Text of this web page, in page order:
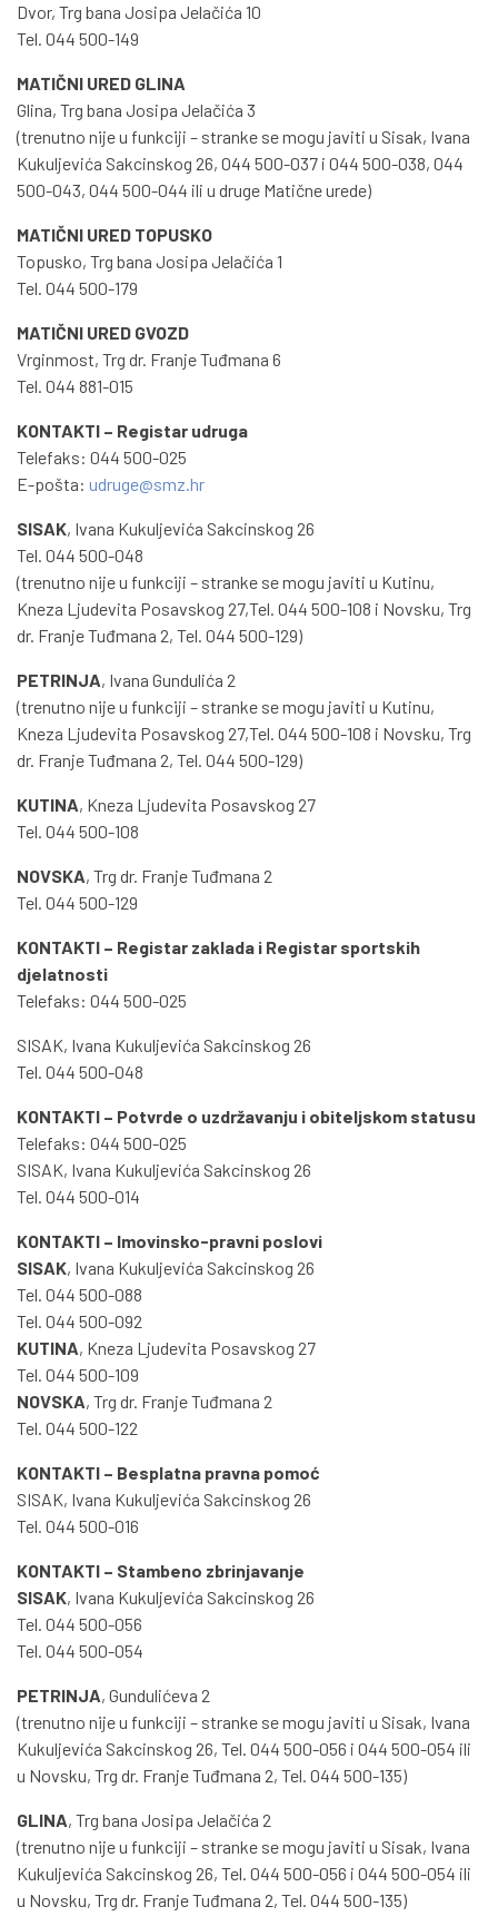
Dvor, Trg bana Josipa Jelačića 10
Tel. 044 500-149
MATIČNI URED GLINA
Glina, Trg bana Josipa Jelačića 3
(trenutno nije u funkciji – stranke se mogu javiti u Sisak, Ivana
Kukuljevića Sakcinskog 26, 044 500-037 i 044 500-038, 044
500-043, 044 500-044 ili u druge Matične urede)
MATIČNI URED TOPUSKO
Topusko, Trg bana Josipa Jelačića 1
Tel. 044 500-179
MATIČNI URED GVOZD
Vrginmost, Trg dr. Franje Tuđmana 6
Tel. 044 881-015
KONTAKTI – Registar udruga
Telefaks: 044 500-025
E-pošta: udruge@smz.hr
SISAK, Ivana Kukuljevića Sakcinskog 26
Tel. 044 500-048
(trenutno nije u funkciji – stranke se mogu javiti u Kutinu,
Kneza Ljudevita Posavskog 27,Tel. 044 500-108 i Novsku, Trg
dr. Franje Tuđmana 2, Tel. 044 500-129)
PETRINJA, Ivana Gundulića 2
(trenutno nije u funkciji – stranke se mogu javiti u Kutinu,
Kneza Ljudevita Posavskog 27,Tel. 044 500-108 i Novsku, Trg
dr. Franje Tuđmana 2, Tel. 044 500-129)
KUTINA, Kneza Ljudevita Posavskog 27
Tel. 044 500-108
NOVSKA, Trg dr. Franje Tuđmana 2
Tel. 044 500-129
KONTAKTI – Registar zaklada i Registar sportskih
djelatnosti
Telefaks: 044 500-025
SISAK, Ivana Kukuljevića Sakcinskog 26
Tel. 044 500-048
KONTAKTI – Potvrde o uzdržavanju i obiteljskom statusu
Telefaks: 044 500-025
SISAK, Ivana Kukuljevića Sakcinskog 26
Tel. 044 500-014
KONTAKTI – Imovinsko-pravni poslovi
SISAK, Ivana Kukuljevića Sakcinskog 26
Tel. 044 500-088
Tel. 044 500-092
KUTINA, Kneza Ljudevita Posavskog 27
Tel. 044 500-109
NOVSKA, Trg dr. Franje Tuđmana 2
Tel. 044 500-122
KONTAKTI – Besplatna pravna pomoć
SISAK, Ivana Kukuljevića Sakcinskog 26
Tel. 044 500-016
KONTAKTI – Stambeno zbrinjavanje
SISAK, Ivana Kukuljevića Sakcinskog 26
Tel. 044 500-056
Tel. 044 500-054
PETRINJA, Gundulićeva 2
(trenutno nije u funkciji – stranke se mogu javiti u Sisak, Ivana
Kukuljevića Sakcinskog 26, Tel. 044 500-056 i 044 500-054 ili
u Novsku, Trg dr. Franje Tuđmana 2, Tel. 044 500-135)
GLINA, Trg bana Josipa Jelačića 2
(trenutno nije u funkciji – stranke se mogu javiti u Sisak, Ivana
Kukuljevića Sakcinskog 26, Tel. 044 500-056 i 044 500-054 ili
u Novsku, Trg dr. Franje Tuđmana 2, Tel. 044 500-135)